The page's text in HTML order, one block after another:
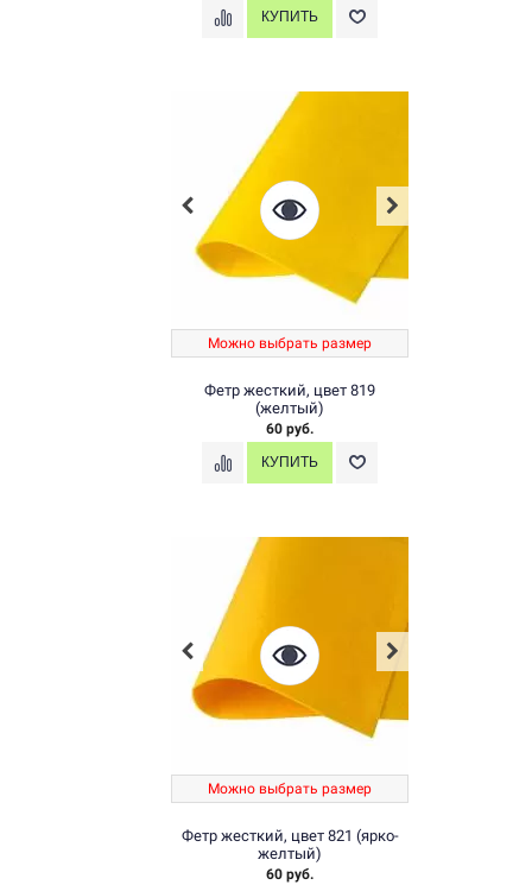
Можно выбрать размер
Фетр жесткий, цвет 819
(желтый)
60 руб.
Можно выбрать размер
Фетр жесткий, цвет 821 (ярко-
желтый)
60 руб.